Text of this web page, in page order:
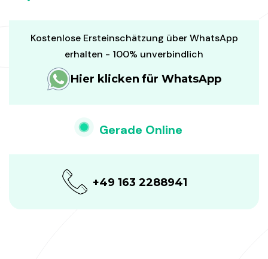
Kostenlose Ersteinschätzung über WhatsApp
erhalten - 100% unverbindlich
Hier klicken für WhatsApp
Gerade Online
+49 163 2288941